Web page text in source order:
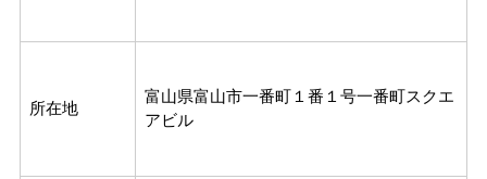
所在地
富山県富山市一番町１番１号一番町スクエ
アビル